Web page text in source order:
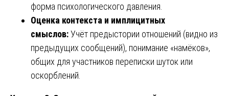
форма психологического давления.
Оценка контекста и имплицитных
смыслов:Учёт предыстории отношений (видно из
предыдущих сообщений), понимание «намёков»,
общих для участников переписки шуток или
оскорблений.